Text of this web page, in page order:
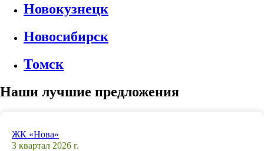
Новокузнецк
Новосибирск
Томск
Наши лучшие предложения
ЖК «Нова»
3 квартал 2026 г.